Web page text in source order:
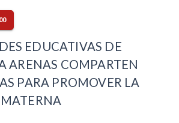
EDUCATIVAS DE
ARENAS COMPARTEN
PARA PROMOVER LA